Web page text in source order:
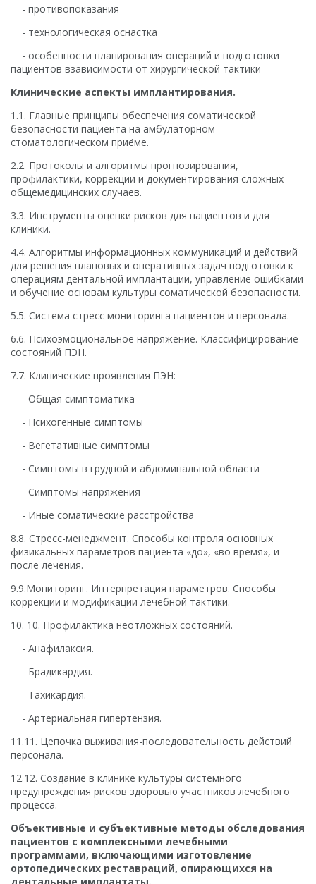
- противопоказания
- технологическая оснастка
- особенности планирования операций и подготовки
пациентов взависимости от хирургической тактики
Клинические аспекты имплантирования.
1.1. Главные принципы обеспечения соматической
безопасности пациента на амбулаторном
стоматологическом приёме.
2.2. Протоколы и алгоритмы прогнозирования,
профилактики, коррекции и документирования сложных
общемедицинских случаев.
3.3. Инструменты оценки рисков для пациентов и для
клиники.
4.4. Алгоритмы информационных коммуникаций и действий
для решения плановых и оперативных задач подготовки к
операциям дентальной имплантации, управление ошибками
и обучение основам культуры соматической безопасности.
5.5. Система стресс мониторинга пациентов и персонала.
6.6. Психоэмоциональное напряжение. Классифицирование
состояний ПЭН.
7.7. Клинические проявления ПЭН:
- Общая симптоматика
- Психогенные симптомы
- Вегетативные симптомы
- Симптомы в грудной и абдоминальной области
- Симптомы напряжения
- Иные соматические расстройства
8.8. Стресс-менеджмент. Способы контроля основных
физикальных параметров пациента «до», «во время», и
после лечения.
9.9.Мониторинг. Интерпретация параметров. Способы
коррекции и модификации лечебной тактики.
10. 10. Профилактика неотложных состояний.
- Анафилаксия.
- Брадикардия.
- Тахикардия.
- Артериальная гипертензия.
11.11. Цепочка выживания-последовательность действий
персонала.
12.12. Создание в клинике культуры системного
предупреждения рисков здоровью участников лечебного
процесса.
Объективные и субъективные методы обследования
пациентов с комплексными лечебными
программами, включающими изготовление
ортопедических реставраций, опирающихся на